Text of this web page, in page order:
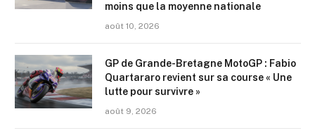
moins que la moyenne nationale
août 10, 2026
GP de Grande-Bretagne MotoGP : Fabio
Quartararo revient sur sa course « Une
lutte pour survivre »
août 9, 2026